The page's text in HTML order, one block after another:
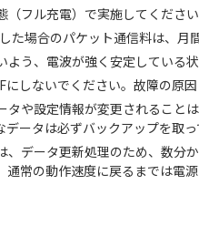
フル充電）で実施してください
場合のパケット通信料は、月
う、電波が強く安定している
しないでください。故障の原因
や設定情報が変更されること
ータは必ずバックアップを取っ
データ更新処理のため、数分
常の動作速度に戻るまでは電源